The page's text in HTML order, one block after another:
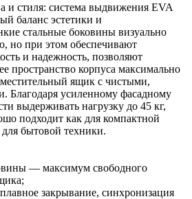
и стиля: система выдвижения EVA
баланс эстетики и
стальные боковины визуально
но при этом обеспечивают
и надежность, позволяют
пространство корпуса максимально
ящик с чистыми,
Благодаря усиленному фасадному
выдерживать нагрузку до 45 кг,
подходит как для компактной
бытовой техники.
— максимум свободного
закрывание, синхронизация